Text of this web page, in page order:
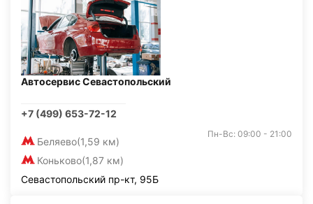
Автосервис Севастопольский
+7 (499) 653-72-12
Беляево(1,59 км)
Коньково(1,87 км)
Пн-Вс: 09:00 - 21:00
Севастопольский пр-кт, 95Б